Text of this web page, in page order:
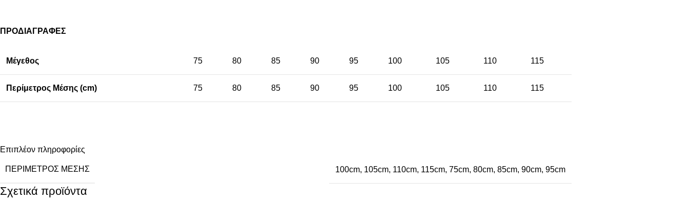
ΠΡΟΔΙΑΓΡΑΦΕΣ
Μέγεθος 75 80 85 90 95 100 105 110 115
Περίμετρος Μέσης (cm) 75 80 85 90 95 100 105 110 115
Επιπλέον πληροφορίες
ΠΕΡΊΜΕΤΡΟΣ ΜΈΣΗΣ 100cm, 105cm, 110cm, 115cm, 75cm, 80cm, 85cm, 90cm, 95cm
Σχετικά προϊόντα